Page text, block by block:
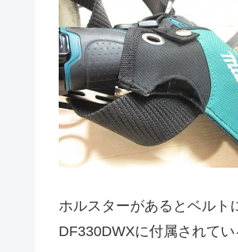
ホルスターがあるとベルト
DF330DWXに付属されてい